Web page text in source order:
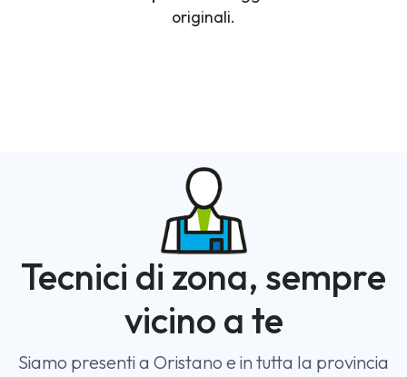
originali.
Tecnici di zona, sempre
vicino a te
Siamo presenti a Oristano e in tutta la provincia